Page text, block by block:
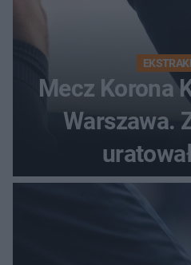
Mecz Korona
Warszawa.